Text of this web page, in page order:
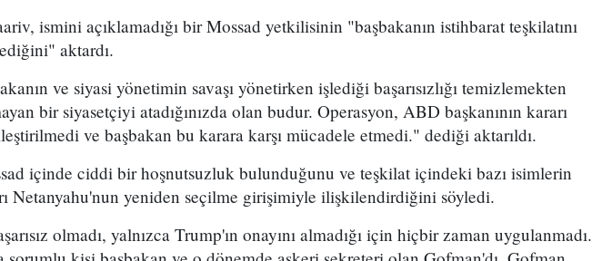
ismini açıklamadığı bir Mossad yetkilisinin "başbakanın istihbarat teşkilatını
aktardı.
ve siyasi yönetimin savaşı yönetirken işlediği başarısızlığı temizlemekten
bir siyasetçiyi atadığınızda olan budur. Operasyon, ABD başkanının kararı
ve başbakan bu karara karşı mücadele etmedi." dediği aktarıldı.
içinde ciddi bir hoşnutsuzluk bulunduğunu ve teşkilat içindeki bazı isimlerin
Netanyahu'nun yeniden seçilme girişimiyle ilişkilendirdiğini söyledi.
olmadı, yalnızca Trump'ın onayını almadığı için hiçbir zaman uygulanmadı.